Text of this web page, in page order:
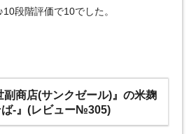
段階評価で10でした。
副商店(サンクゼール)』の米麹
ば-』(レビュー№305)